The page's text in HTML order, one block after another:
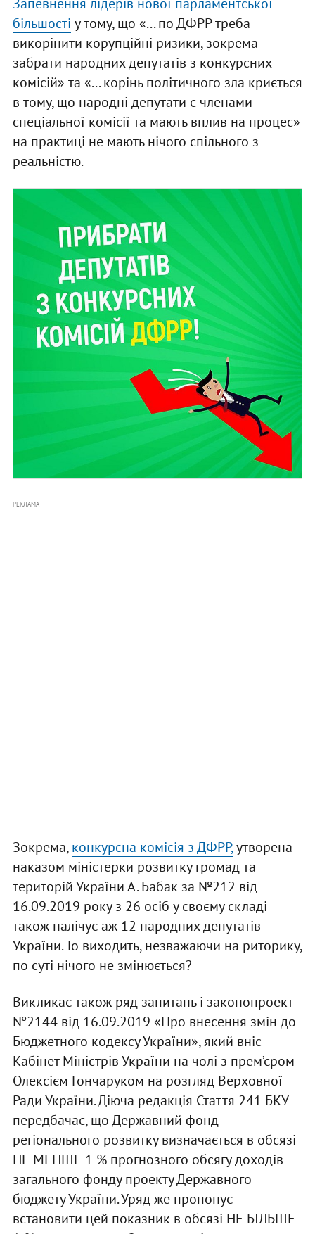
більшості у тому, що «... по ДФРР треба
викорінити корупційні ризики, зокрема
забрати народних депутатів з конкурсних
комісій» та «... корінь політичного зла криється
в тому, що народні депутати є членами
спеціальної комісії та мають вплив на процес»
на практиці не мають нічого спільного з
реальністю.
РЕКЛАМА
Зокрема,конкурсна комісія з ДФРР,утворена
наказом міністерки розвитку громад та
територій України А. Бабак за №212 від
16.09.2019 року з 26 осіб у своєму складі
також налічує аж 12 народних депутатів
України. То виходить, незважаючи на риторику,
по суті нічого не змінюється?
Викликає також ряд запитань і законопроект
№2144 від 16.09.2019 «Про внесення змін до
Бюджетного кодексу України», який вніс
Кабінет Міністрів України на чолі з прем’єром
Олексієм Гончаруком на розгляд Верховної
Ради України. Діюча редакція Стаття 241 БКУ
передбачає, що Державний фонд
регіонального розвитку визначається в обсязі
НЕ МЕНШЕ 1 % прогнозного обсягу доходів
загального фонду проекту Державного
бюджету України. Уряд же пропонує
встановити цей показник в обсязі НЕ БІЛЬШЕ